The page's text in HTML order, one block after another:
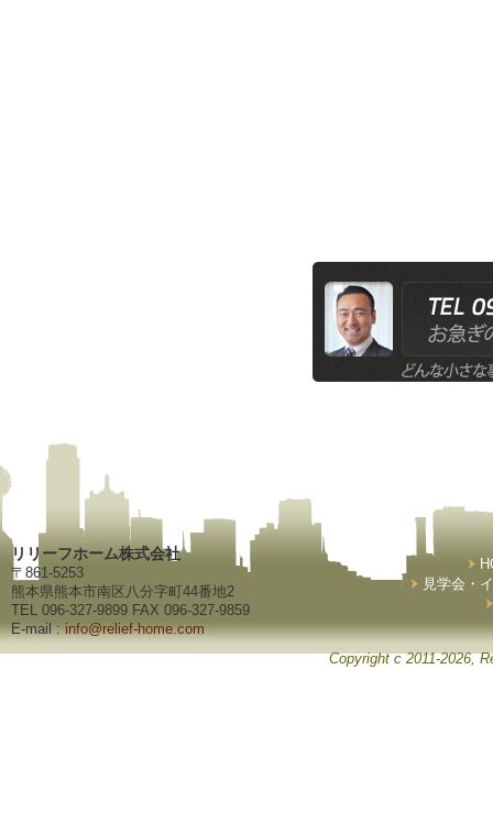
リリーフホーム株式会社
〒861-5253
熊本県熊本市南区八分字町44番地2
TEL 096-327-9899 FAX 096-327-9859
E-mail :info@relief-home.com
見学会・
Copyright c 2011-2026,